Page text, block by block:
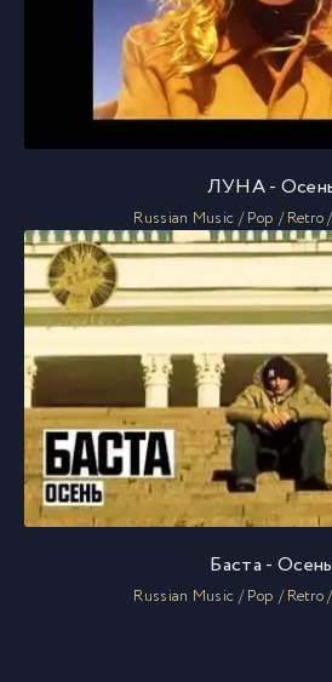
ЛУНА -
Russian Music / Pop / Retro
Баста - Осень
Russian Music / Pop / Retro